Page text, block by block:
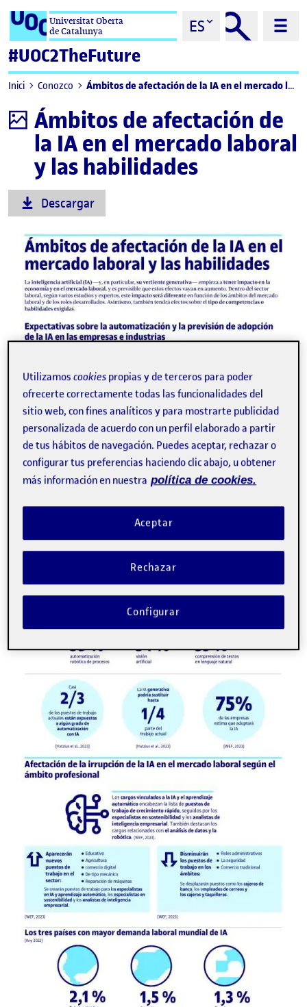
Saltar al contenidoUniversitat Oberta
de Catalunya
ES
#UOC2TheFuture
Inici Conozco Ámbitos de afectación de la IA en el mercado laboral y las habilidades
InfografíaÁmbitos de afectación de
la IA en el mercado laboral
y las habilidades
Descargar
Utilizamoscookies propias y de terceros para poder
ofrecerte correctamente todas las funcionalidades del
sitio web, con fines analíticos y para mostrarte publicidad
personalizada de acuerdo con un perfil elaborado a partir
de tus hábitos de navegación. Puedes aceptar, rechazar o
configurar tus preferencias haciendo clic abajo, u obtener
más información en nuestra política de cookies.
Rechazar
Aceptar
Configurar